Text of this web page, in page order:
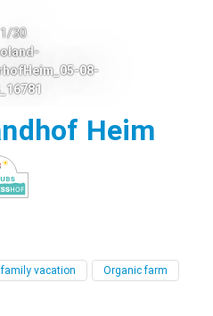
1/30
08-
Heim
vacation Organic farm